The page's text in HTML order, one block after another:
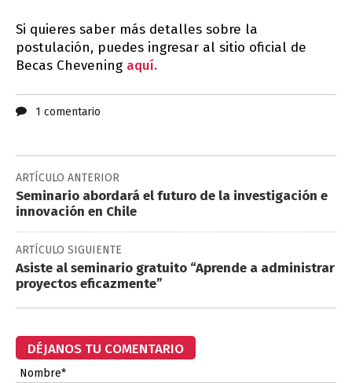
Si quieres saber más detalles sobre la
postulación, puedes ingresar al sitio oficial de
Becas Chevening aquí.
1 comentario
ARTÍCULO ANTERIOR
Seminario abordará el futuro de la investigación e
innovación en Chile
ARTÍCULO SIGUIENTE
Asiste al seminario gratuito “Aprende a administrar
proyectos eficazmente”
DÉJANOS TU COMENTARIO
Nombre*